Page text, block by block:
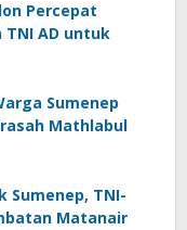
Percepat
TNI AD untuk
Sumenep
Mathlabul
Sumenep, TNI-
Matanair